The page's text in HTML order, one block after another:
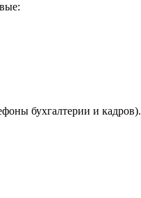
бухгалтерии и кадров).